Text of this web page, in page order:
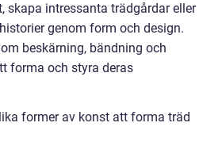
skapa intressanta trädgårdar eller
genom form och design.
beskärning, bändning och
forma och styra deras
former av konst att forma träd